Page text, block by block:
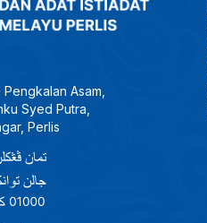
Asam,
Syed Putra,
Perlis